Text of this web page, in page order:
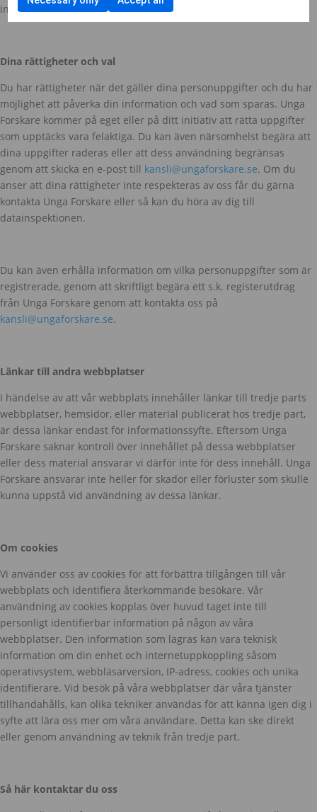
information lagras i en säker miljö.
Dina rättigheter och val
Du har rättigheter när det gäller dina personuppgifter och du har
möjlighet att påverka din information och vad som sparas. Unga
Forskare kommer på eget eller på ditt initiativ att rätta uppgifter
som upptäcks vara felaktiga. Du kan även närsomhelst begära att
dina uppgifter raderas eller att dess användning begränsas
genom att skicka en e-post till kansli@ungaforskare.se. Om du
anser att dina rättigheter inte respekteras av oss får du gärna
kontakta Unga Forskare eller så kan du höra av dig till
datainspektionen.
Du kan även erhålla information om vilka personuppgifter som är
registrerade, genom att skriftligt begära ett s.k. registerutdrag
från Unga Forskare genom att kontakta oss på
kansli@ungaforskare.se.
Länkar till andra webbplatser
I händelse av att vår webbplats innehåller länkar till tredje parts
webbplatser, hemsidor, eller material publicerat hos tredje part,
är dessa länkar endast för informationssyfte. Eftersom Unga
Forskare saknar kontroll över innehållet på dessa webbplatser
eller dess material ansvarar vi därför inte för dess innehåll. Unga
Forskare ansvarar inte heller för skador eller förluster som skulle
kunna uppstå vid användning av dessa länkar.
Om cookies
Vi använder oss av cookies för att förbättra tillgången till vår
webbplats och identifiera återkommande besökare. Vår
användning av cookies kopplas över huvud taget inte till
personligt identifierbar information på någon av våra
webbplatser. Den information som lagras kan vara teknisk
information om din enhet och internetuppkoppling såsom
operativsystem, webbläsarversion, IP-adress, cookies och unika
identifierare. Vid besök på våra webbplatser där våra tjänster
tillhandahålls, kan olika tekniker användas för att känna igen dig i
syfte att lära oss mer om våra användare. Detta kan ske direkt
eller genom användning av teknik från tredje part.
Så här kontaktar du oss